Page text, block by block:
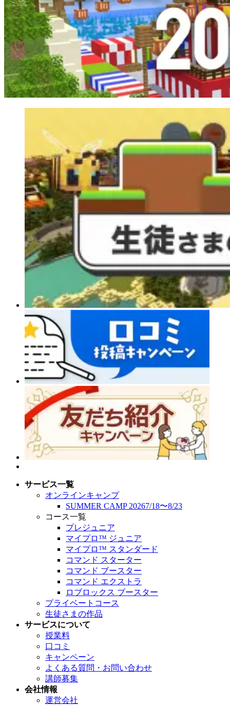
サービス一覧
オンラインキャンプ
SUMMER CAMP 20267/18〜8/23
コース一覧
プレジュニア
マイプロ™︎ ジュニア
マイプロ™︎ スタンダード
コマンド スターター
コマンド ブースター
コマンド エクストラ
ロブロックス ブースター
プライベートコース
生徒さまの作品
サービスについて
授業料
口コミ
キャンペーン
よくある質問・ お問い合わせ
講師募集
会社情報
運営会社